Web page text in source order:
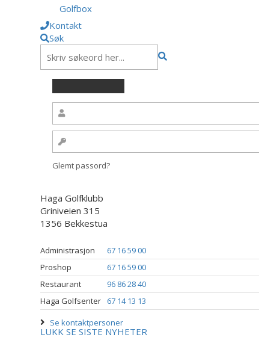
Golfbox
Kontakt
Søk
Glemt passord?
Haga Golfklubb
Griniveien 315
1356 Bekkestua
Administrasjon
67 16 59 00
Proshop
67 16 59 00
Restaurant
96 86 28 40
Haga Golfsenter
67 14 13 13
Se kontaktpersoner
LUKK SE SISTE NYHETER